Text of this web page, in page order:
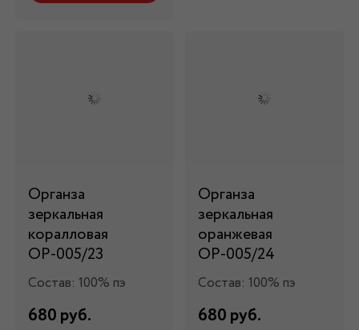
Органза
зеркальная
коралловая
ОР-005/23
Состав: 100% пэ
680 руб.
Органза
зеркальная
оранжевая
ОР-005/24
Состав: 100% пэ
680 руб.